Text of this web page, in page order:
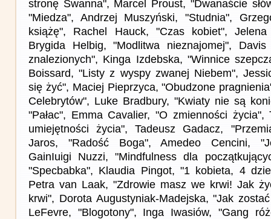
stronę Swanna", Marcel Proust, "Dwanaście
"Miedza", Andrzej Muszyński, "Studnia",
książę", Rachel Hauck, "Czas kobiet", Jelena
Brygida Helbig, "Modlitwa nieznajomej",
znalezionych", Kinga Izdebska, "Winnice
Boissard, "Listy z wyspy zwanej Niebem",
się żyć", Maciej Pieprzyca, "Obudzone
Celebrytów", Luke Bradbury, "Kwiaty nie są
"Pałac", Emma Cavalier, "O zmienności życia",
umiejętności życia", Tadeusz Gadacz,
Jaros, "Radość Boga", Amedeo Cencini,
GainIuigi Nuzzi, "Mindfulness dla
"Specbabka", Klaudia Pingot, "1 kobieta, 4
Petra van Laak, "Zdrowie masz we krwi! Jak
krwi", Dorota Augustyniak-Madejska, "Jak
LeFevre, "Blogotony", Inga Iwasiów, "Gang